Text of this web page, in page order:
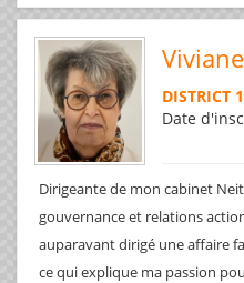
DISTRICT
Date
Dirigeante de mon cabinet
gouvernance et relations
auparavant dirigé une affaire
ce qui explique ma passion